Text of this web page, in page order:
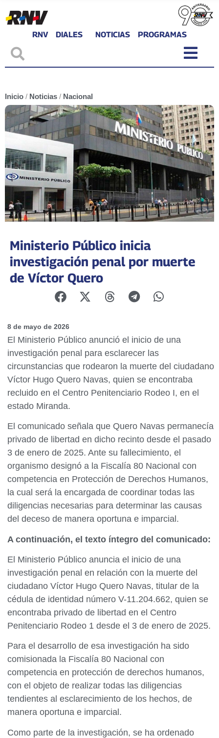
RNV DIALES NOTICIAS PROGRAMAS
Inicio / Noticias / Nacional
Ministerio Público inicia
investigación penal por muerte
de Víctor Quero
8 de mayo de 2026
El Ministerio Público anunció el inicio de una
investigación penal para esclarecer las
circunstancias que rodearon la muerte del ciudadano
Víctor Hugo Quero Navas, quien se encontraba
recluido en el Centro Penitenciario Rodeo I, en el
estado Miranda.
El comunicado señala que Quero Navas permanecía
privado de libertad en dicho recinto desde el pasado
3 de enero de 2025. Ante su fallecimiento, el
organismo designó a la Fiscalía 80 Nacional con
competencia en Protección de Derechos Humanos,
la cual será la encargada de coordinar todas las
diligencias necesarias para determinar las causas
del deceso de manera oportuna e imparcial.
A continuación, el texto íntegro del comunicado:
El Ministerio Público anuncia el inicio de una
investigación penal en relación con la muerte del
ciudadano Víctor Hugo Quero Navas, titular de la
cédula de identidad número V-11.204.662, quien se
encontraba privado de libertad en el Centro
Penitenciario Rodeo 1 desde el 3 de enero de 2025.
Para el desarrollo de esa investigación ha sido
comisionada la Fiscalía 80 Nacional con
competencia en protección de derechos humanos,
con el objeto de realizar todas las diligencias
tendientes al esclarecimiento de los hechos, de
manera oportuna e imparcial.
Como parte de la investigación, se ha ordenado